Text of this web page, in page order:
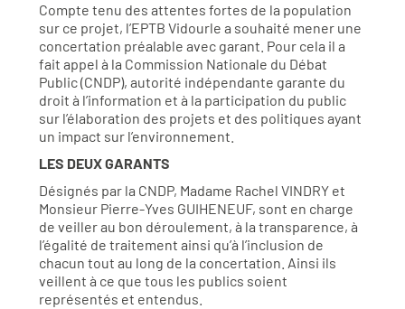
Compte tenu des attentes fortes de la population
sur ce projet, l’EPTB Vidourle a souhaité mener une
concertation préalable avec garant. Pour cela il a
fait appel à la Commission Nationale du Débat
Public (CNDP), autorité indépendante garante du
droit à l’information et à la participation du public
sur l’élaboration des projets et des politiques ayant
un impact sur l’environnement.
LES DEUX GARANTS
Désignés par la CNDP, Madame Rachel VINDRY et
Monsieur Pierre-Yves GUIHENEUF, sont en charge
de veiller au bon déroulement, à la transparence, à
l’égalité de traitement ainsi qu’à l’inclusion de
chacun tout au long de la concertation. Ainsi ils
veillent à ce que tous les publics soient
représentés et entendus.